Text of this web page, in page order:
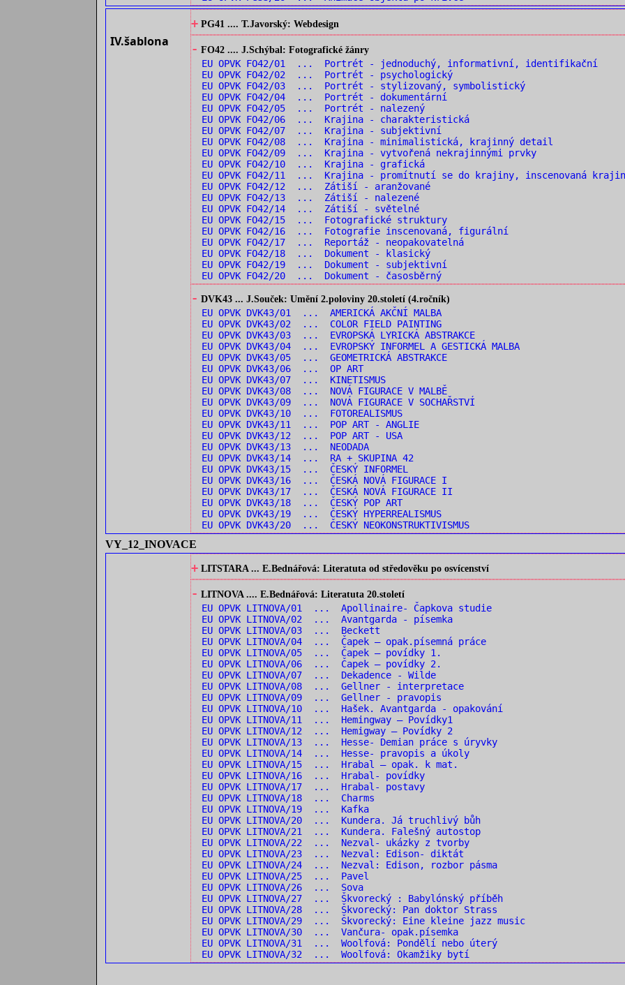
IV.šablona
+ PG41 .... T.Javorský: Webdesign
- FO42 .... J.Schýbal: Fotografické žánry
EU OPVK FO42/01 ... Portrét - jednoduchý, informativní, identifikační
EU OPVK FO42/02 ... Portrét - psychologický
EU OPVK FO42/03 ... Portrét - stylizovaný, symbolistický
EU OPVK FO42/04 ... Portrét - dokumentární
EU OPVK FO42/05 ... Portrét - nalezený
EU OPVK FO42/06 ... Krajina - charakteristická
EU OPVK FO42/07 ... Krajina - subjektivní
EU OPVK FO42/08 ... Krajina - minimalistická, krajinný detail
EU OPVK FO42/09 ... Krajina - vytvořená nekrajinnými prvky
EU OPVK FO42/10 ... Krajina - grafická
EU OPVK FO42/11 ... Krajina - promítnutí se do krajiny, inscenovaná
EU OPVK FO42/12 ... Zátiší - aranžované
EU OPVK FO42/13 ... Zátiší - nalezené
EU OPVK FO42/14 ... Zátiší - světelné
EU OPVK FO42/15 ... Fotografické struktury
EU OPVK FO42/16 ... Fotografie inscenovaná, figurální
EU OPVK FO42/17 ... Reportáž - neopakovatelná
EU OPVK FO42/18 ... Dokument - klasický
EU OPVK FO42/19 ... Dokument - subjektivní
EU OPVK FO42/20 ... Dokument - časosběrný
- DVK43 ... J.Souček: Umění 2.poloviny 20.století (4.ročník)
EU OPVK DVK43/01 ... AMERICKÁ AKČNÍ MALBA
EU OPVK DVK43/02 ... COLOR FIELD PAINTING
EU OPVK DVK43/03 ... EVROPSKÁ LYRICKÁ ABSTRAKCE
EU OPVK DVK43/04 ... EVROPSKÝ INFORMEL A GESTICKÁ MALBA
EU OPVK DVK43/05 ... GEOMETRICKÁ ABSTRAKCE
EU OPVK DVK43/06 ... OP ART
EU OPVK DVK43/07 ... KINETISMUS
EU OPVK DVK43/08 ... NOVÁ FIGURACE V MALBĚ
EU OPVK DVK43/09 ... NOVÁ FIGURACE V SOCHAŘSTVÍ
EU OPVK DVK43/10 ... FOTOREALISMUS
EU OPVK DVK43/11 ... POP ART - ANGLIE
EU OPVK DVK43/12 ... POP ART - USA
EU OPVK DVK43/13 ... NEODADA
EU OPVK DVK43/14 ... RA + SKUPINA 42
EU OPVK DVK43/15 ... ČESKÝ INFORMEL
EU OPVK DVK43/16 ... ČESKÁ NOVÁ FIGURACE I
EU OPVK DVK43/17 ... ČESKÁ NOVÁ FIGURACE II
EU OPVK DVK43/18 ... ČESKÝ POP ART
EU OPVK DVK43/19 ... ČESKÝ HYPERREALISMUS
EU OPVK DVK43/20 ... ČESKÝ NEOKONSTRUKTIVISMUS
VY_12_INOVACE
+ LITSTARA ... E.Bednářová: Literatuta od středověku po osvícenství
- LITNOVA .... E.Bednářová: Literatuta 20.století
EU OPVK LITNOVA/01 ... Apollinaire- Čapkova studie
EU OPVK LITNOVA/02 ... Avantgarda - písemka
EU OPVK LITNOVA/03 ... Beckett
EU OPVK LITNOVA/04 ... Čapek – opak.písemná práce
EU OPVK LITNOVA/05 ... Čapek – povídky 1.
EU OPVK LITNOVA/06 ... Čapek – povídky 2.
EU OPVK LITNOVA/07 ... Dekadence - Wilde
EU OPVK LITNOVA/08 ... Gellner - interpretace
EU OPVK LITNOVA/09 ... Gellner - pravopis
EU OPVK LITNOVA/10 ... Hašek. Avantgarda - opakování
EU OPVK LITNOVA/11 ... Hemingway – Povídky1
EU OPVK LITNOVA/12 ... Hemigway – Povídky 2
EU OPVK LITNOVA/13 ... Hesse- Demian práce s úryvky
EU OPVK LITNOVA/14 ... Hesse- pravopis a úkoly
EU OPVK LITNOVA/15 ... Hrabal – opak. k mat.
EU OPVK LITNOVA/16 ... Hrabal- povídky
EU OPVK LITNOVA/17 ... Hrabal- postavy
EU OPVK LITNOVA/18 ... Charms
EU OPVK LITNOVA/19 ... Kafka
EU OPVK LITNOVA/20 ... Kundera. Já truchlivý bůh
EU OPVK LITNOVA/21 ... Kundera. Falešný autostop
EU OPVK LITNOVA/22 ... Nezval- ukázky z tvorby
EU OPVK LITNOVA/23 ... Nezval: Edison- diktát
EU OPVK LITNOVA/24 ... Nezval: Edison, rozbor pásma
EU OPVK LITNOVA/25 ... Pavel
EU OPVK LITNOVA/26 ... Sova
EU OPVK LITNOVA/27 ... Škvorecký : Babylónský příběh
EU OPVK LITNOVA/28 ... Škvorecký: Pan doktor Strass
EU OPVK LITNOVA/29 ... Škvorecký: Eine kleine jazz music
EU OPVK LITNOVA/30 ... Vančura- opak.písemka
EU OPVK LITNOVA/31 ... Woolfová: Pondělí nebo úterý
EU OPVK LITNOVA/32 ... Woolfová: Okamžiky bytí